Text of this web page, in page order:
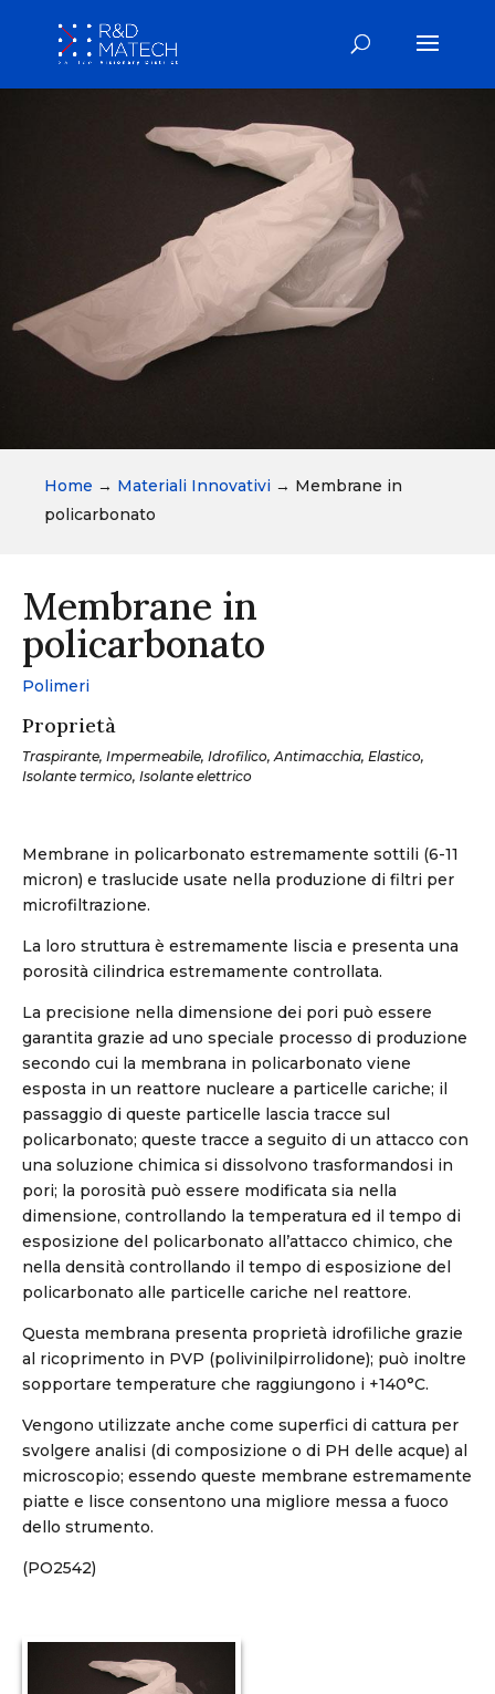
Home → Materiali Innovativi → Membrane in
policarbonato
Membrane in
policarbonato
Polimeri
Proprietà
Traspirante, Impermeabile, Idrofilico, Antimacchia, Elastico,
Isolante termico, Isolante elettrico
Membrane in policarbonato estremamente sottili (6-11
micron) e traslucide usate nella produzione di filtri per
microfiltrazione.
La loro struttura è estremamente liscia e presenta una
porosità cilindrica estremamente controllata.
La precisione nella dimensione dei pori può essere
garantita grazie ad uno speciale processo di produzione
secondo cui la membrana in policarbonato viene
esposta in un reattore nucleare a particelle cariche; il
passaggio di queste particelle lascia tracce sul
policarbonato; queste tracce a seguito di un attacco con
una soluzione chimica si dissolvono trasformandosi in
pori; la porosità può essere modificata sia nella
dimensione, controllando la temperatura ed il tempo di
esposizione del policarbonato all’attacco chimico, che
nella densità controllando il tempo di esposizione del
policarbonato alle particelle cariche nel reattore.
Questa membrana presenta proprietà idrofiliche grazie
al ricoprimento in PVP (polivinilpirrolidone); può inoltre
sopportare temperature che raggiungono i +140°C.
Vengono utilizzate anche come superfici di cattura per
svolgere analisi (di composizione o di PH delle acque) al
microscopio; essendo queste membrane estremamente
piatte e lisce consentono una migliore messa a fuoco
dello strumento.
(PO2542)